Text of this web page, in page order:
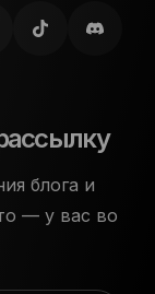
блога и
— у вас во